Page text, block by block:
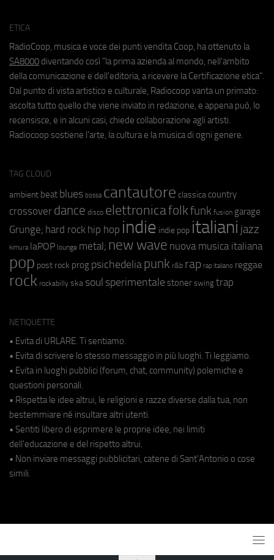
ETICA
RadioCoop, musica e voce dei punti vendita Coop, ha ottenuto la
SA8000 diventando così "la prima azienda al mondo, nell'ambito
della comunicazione e dell'editoria, a ricevere la Certificazione etica".
Dal punto di vista artistico e culturale, Radiocoop vanta un primato:
ascolta tutto quello che viene inviato in redazione, e appena può, lo
recensisce, e in alcuni casi, chiede collaborazione agli artisti.
Radiocoop sostiene l'arte, la cultura e la musica di ogni genere.
TAG CLOUD
ambient beat blues bossa cantautore classica country
crossover dance disco elettronicafolkfunk fusion garage
Grunge; hard rock hip hop indie indie pop italiani jazz
kimura laPOP lounge metal; new wave nuova musica italiana
pop post rock prog psichedeliapunk r&b rap rap italiano reggae
rock rockabilly ska soul sperimentale stoner swing trap
NETIQUETTE
• Evita di URLARE. Ti sentiamo.
• Evita di scrivere lo stesso messaggio in più luoghi. Ti leggiamo.
• Evita in luoghi pubblici (forum, chat, community) polemiche e
questioni personali.
• Rispetta le idee altrui, le religioni e razze diverse dalla tua, non
bestemmiare né insultare altri utenti.
• Sentiti libero di esprimere le proprie idee, nei limiti
dell'educazione e del rispetto altrui.
• Non inviare messaggi pubblicitari, catene di Sant'Antonio o cose
simili.